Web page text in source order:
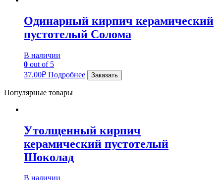
Одинарный кирпич керамический
пустотелый Солома
В наличии
0 out of 5
37.00₽ Подробнее Заказать
Популярные товары
Утолщенный кирпич
керамический пустотелый
Шоколад
В наличии